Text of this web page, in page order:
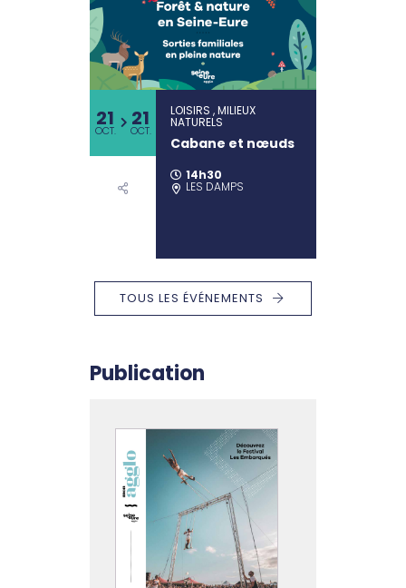
21
OCT. 21
OCT.
LOISIRS , MILIEUX
NATURELS
Cabane et nœuds
14h30
LES DAMPS
TOUS LES ÉVÉNEMENTS
Publication